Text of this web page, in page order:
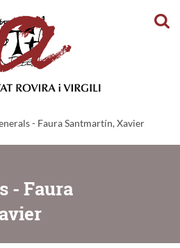
- Faura Santmartín, Xavier
- Faura